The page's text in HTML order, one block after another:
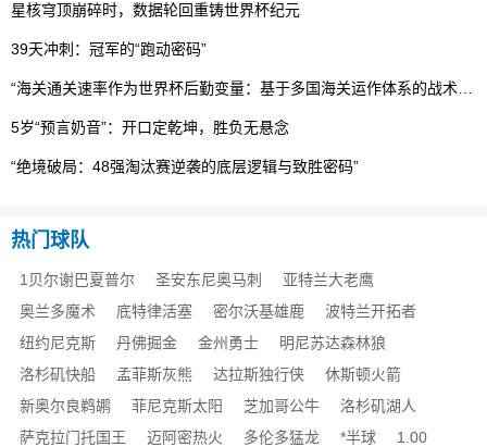
星核穹顶崩碎时，数据轮回重铸世界杯纪元
39天冲刺：冠军的“跑动密码”
5岁“预言奶音”：开口定乾坤，胜负无悬念
“绝境破局：48强淘汰赛逆袭的底层逻辑与致胜密码”
热门球队
1贝尔谢巴夏普尔 圣安东尼奥马刺
亚特兰大老鹰
奥兰多魔术
底特律活塞 密尔沃基雄鹿
波特兰开拓者
纽约尼克斯
丹佛掘金 金州勇士
明尼苏达森林狼
洛杉矶快船
孟菲斯灰熊 达拉斯独行侠
休斯顿火箭
新奥尔良鹈鹕
菲尼克斯太阳 芝加哥公牛
洛杉矶湖人
萨克拉门托国王
迈阿密热火 多伦多猛龙 *半球
1.00